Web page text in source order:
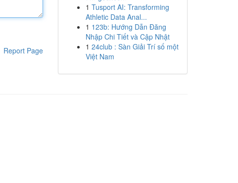
Report Page
1 Tusport AI: Transforming
Athletic Data Anal...
1 123b: Hướng Dẫn Đăng
Nhập Chi Tiết và Cập Nhật
1 24club : Sàn Giải Trí số một
Việt Nam